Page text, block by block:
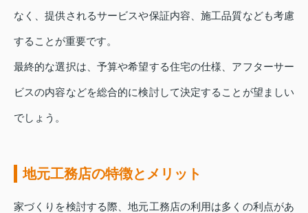
なく、提供されるサービスや保証内容、施工品質なども考慮
することが重要です。
最終的な選択は、予算や希望する住宅の仕様、アフターサー
ビスの内容などを総合的に検討して決定することが望ましい
でしょう。
地元工務店の特徴とメリット
家づくりを検討する際、地元工務店の利用は多くの利点があ